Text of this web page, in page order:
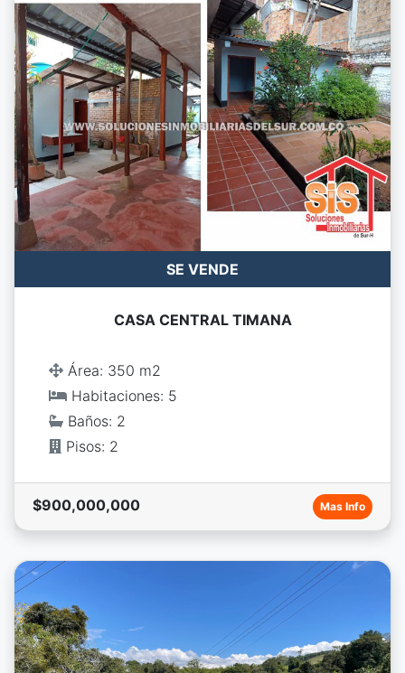
SE VENDE
CASA CENTRAL TIMANA
Área: 350 m2
Habitaciones: 5
Baños: 2
Pisos: 2
$900,000,000 Mas Info